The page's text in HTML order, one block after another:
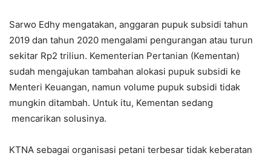
Sarwo Edhy mengatakan, anggaran pupuk subsidi tahun
2019 dan tahun 2020 mengalami pengurangan atau turun
sekitar Rp2 triliun. Kementerian Pertanian (Kementan)
sudah mengajukan tambahan alokasi pupuk subsidi ke
Menteri Keuangan, namun volume pupuk subsidi tidak
mungkin ditambah. Untuk itu, Kementan sedang
mencarikan solusinya.
KTNA sebagai organisasi petani terbesar tidak keberatan